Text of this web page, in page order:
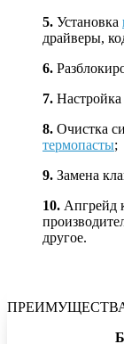
5. Установка
драйверы,
6.
7.
8. Очистка
термопасты;
9. Замена
10. Апгрейд
другое.